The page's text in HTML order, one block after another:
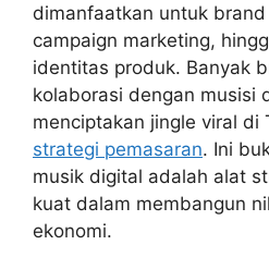
dimanfaatkan untuk
campaign marketing,
identitas produk. Banyak
kolaborasi dengan musisi
menciptakan jingle viral di
strategi pemasaran. Ini
musik digital adalah alat
kuat dalam membangun
ekonomi.